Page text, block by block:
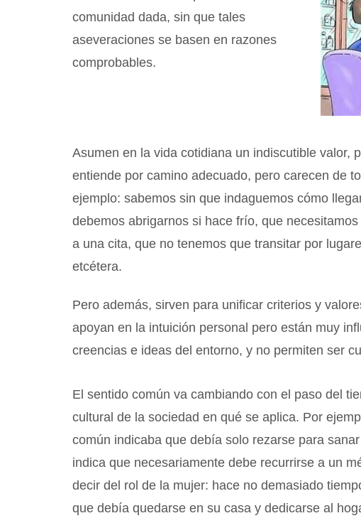
comunidad dada, sin que tales
aseveraciones se basen en razones
comprobables.
Asumen en la vida cotidiana un indiscutible valor,
entiende por camino adecuado, pero carecen de
ejemplo: sabemos sin que indaguemos cómo
debemos abrigarnos si hace frío, que
a una cita, que no tenemos que transitar por
etcétera.
Pero además, sirven para unificar criterios y
apoyan en la intuición personal pero están muy
creencias e ideas del entorno, y no permiten ser
El sentido común va cambiando con el paso del
cultural de la sociedad en qué se aplica. Por
común indicaba que debía solo rezarse para
indica que necesariamente debe recurrirse a un
decir del rol de la mujer: hace no demasiado
que debía quedarse en su casa y dedicarse al